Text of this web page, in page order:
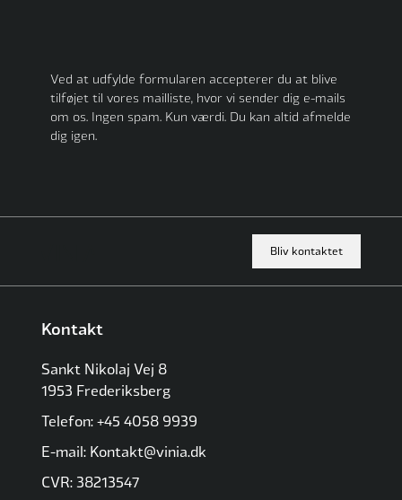
Ved at udfylde formularen accepterer du at blive
tilføjet til vores mailliste, hvor vi sender dig e-mails
om os. Ingen spam. Kun værdi. Du kan altid afmelde
dig igen.
Bliv kontaktet
Kontakt
Sankt Nikolaj Vej 8
1953 Frederiksberg
Telefon: +45 4058 9939
E-mail: Kontakt@vinia.dk
CVR: 38213547